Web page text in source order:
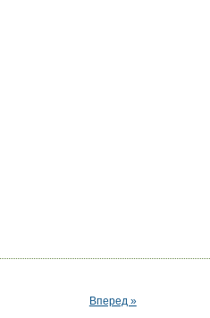
Вперед »